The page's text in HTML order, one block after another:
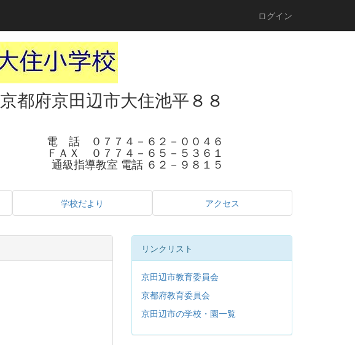
ログイン
京都府京田辺市大住池平８８
電 話 ０７７４－６２－００４６
ＦＡＸ ０７７４－６５－５３６１
通級指導教室 電話 ６２－９８１５
学校だより アクセス
リンクリスト
京田辺市教育委員会
京都府教育委員会
京田辺市の学校・園一覧